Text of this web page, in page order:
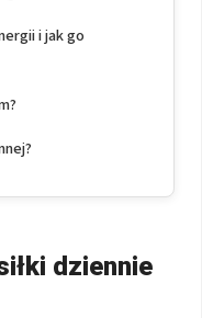
i jak go
dziennie